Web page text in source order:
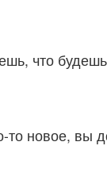
что
то новое, вы